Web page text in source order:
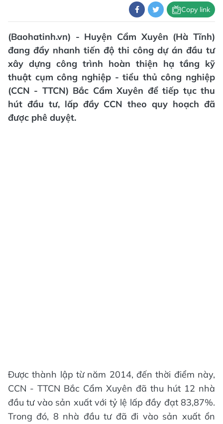
Copy link
(Baohatinh.vn) - Huyện Cẩm Xuyên (Hà Tĩnh)
đang đẩy nhanh tiến độ thi công dự án đầu tư
xây dựng công trình hoàn thiện hạ tầng kỹ
thuật cụm công nghiệp - tiểu thủ công nghiệp
(CCN - TTCN) Bắc Cẩm Xuyên để tiếp tục thu
hút đầu tư, lấp đầy CCN theo quy hoạch đã
được phê duyệt.
Được thành lập từ năm 2014, đến thời điểm này,
CCN - TTCN Bắc Cẩm Xuyên đã thu hút 12 nhà
đầu tư vào sản xuất với tỷ lệ lấp đầy đạt 83,87%.
Trong đó, 8 nhà đầu tư đã đi vào sản xuất ổn